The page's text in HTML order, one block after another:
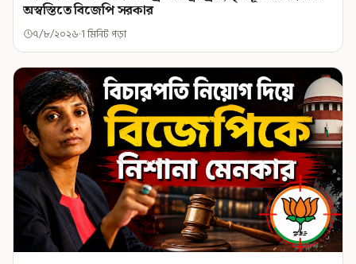
অস্বস্তিতে বিজেপি সরকার
৭/৮/২০২৬ 1 মিনিট পড়া